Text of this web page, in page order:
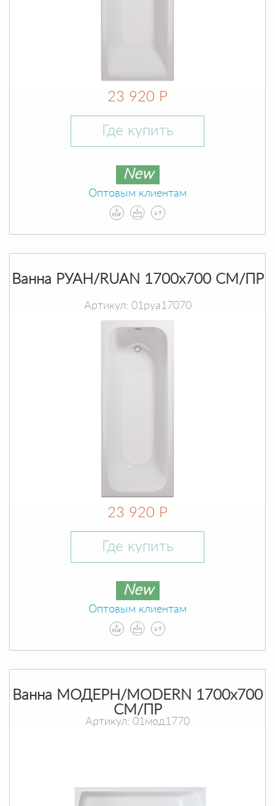
23 920 Р
Где купить
New
Оптовым клиентам
Ванна РУАН/RUAN 1700х700 СМ/ПР
Артикул: 01руа17070
23 920 Р
Где купить
New
Оптовым клиентам
Ванна МОДЕРН/MODERN 1700х700
СМ/ПР
Артикул: 01мод1770